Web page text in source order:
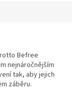
Befree
nejnáročnějším
tak, aby jejich
záběru.